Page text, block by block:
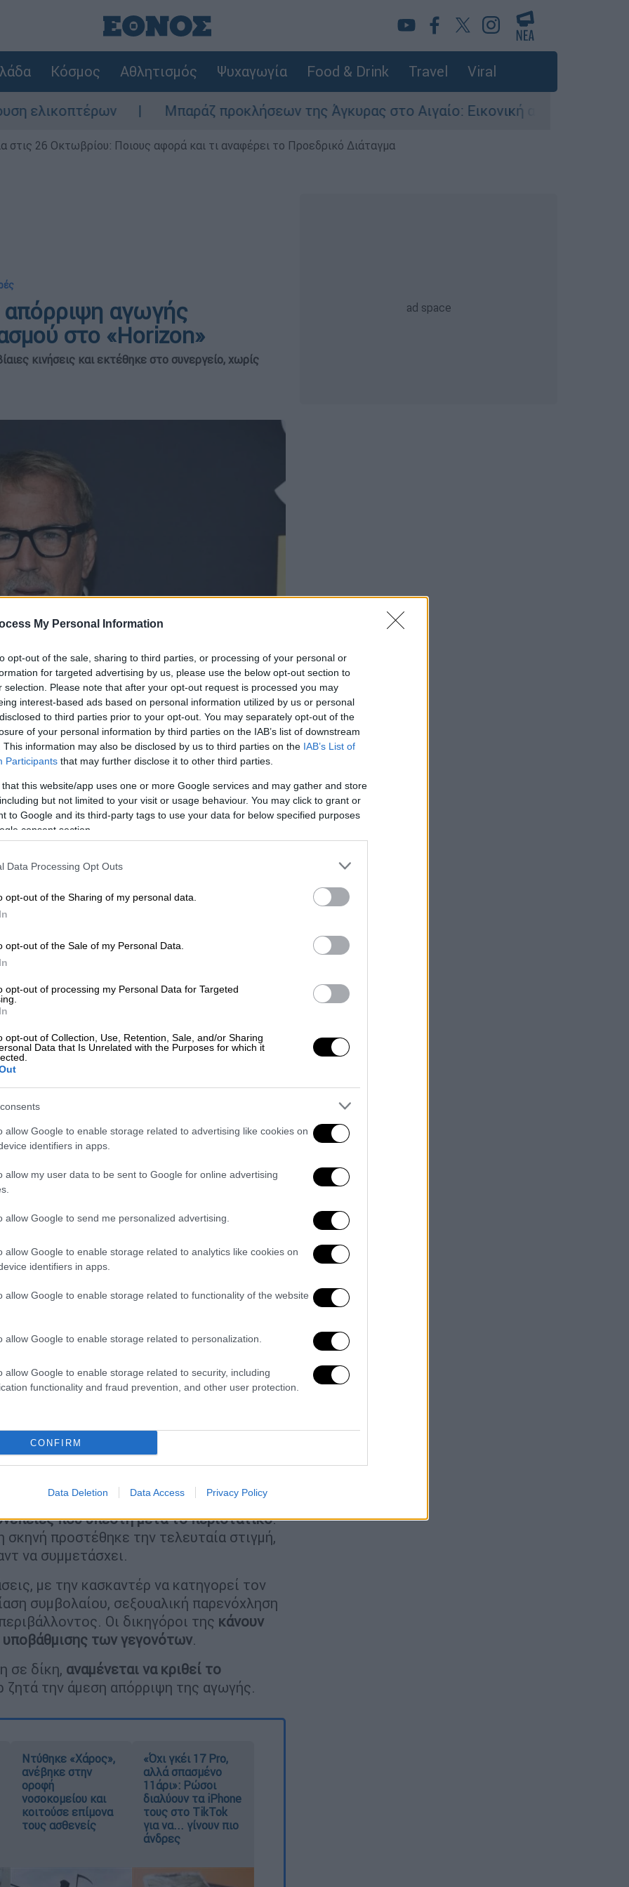
My Personal Information
opt-out of the sale, sharing to third parties, or processing of your personal or
for targeted advertising by us, please use the below opt-out section to
selection. Please note that after your opt-out request is processed you may
interest-based ads based on personal information utilized by us or personal
to third parties prior to your opt-out. You may separately opt-out of the
of your personal information by third parties on the IAB’s list of downstream
This information may also be disclosed by us to third parties on the IAB’s List of
Participants that may further disclose it to other third parties.
that this website/app uses one or more Google services and may gather and store
but not limited to your visit or usage behaviour. You may click to grant or
to Google and its third-party tags to use your data for below specified purposes
consent section.
Data Processing Opt Outs
opt-out of the Sharing of my personal data.
opt-out of the Sale of my Personal Data.
opt-out of processing my Personal Data for Targeted
opt-out of Collection, Use, Retention, Sale, and/or Sharing
Data that Is Unrelated with the Purposes for which it
allow Google to enable storage related to advertising like cookies on
identifiers in apps.
allow my user data to be sent to Google for online advertising
allow Google to send me personalized advertising.
allow Google to enable storage related to analytics like cookies on
identifiers in apps.
allow Google to enable storage related to functionality of the website
allow Google to enable storage related to personalization.
allow Google to enable storage related to security, including
functionality and fraud prevention, and other user protection.
CONFIRM
Data Deletion Data Access Privacy Policy
Κόσμος Αθλητισμός Ψυχαγωγία Food & Drink Travel Viral
Μπαράζ προκλήσεων της Άγκυρας στο Αιγαίο: Εικονική αερομαχία ανάμεσα σε
στις 26 Οκτωβρίου: Ποιους αφορά και τι αναφέρει το Προεδρικό Διάταγμα
απόρριψη αγωγής
στο «Horizon»
κινήσεις και εκτέθηκε στο συνεργείο, χωρίς
το ΕΘΝΟΣ στη Google
καταθέσει σε βάρος του η κασκαντέρ
του ομάδας ο
An American Saga - Chapter 2».
με τη συμμετοχή μοντέλου
2023,
συμμετάσχει σε σκηνή βιασμού η οποία
πρόβα και χωρίς την παρουσία
από τους κανονισμούς του
με την αγωγή, περιλάμβανε βίαιες
καμία ειδοποίηση.
. Ο ίδιος, σε ένορκη
στο σενάριο και είχε
Όπως υποστηρίζει, δεν υπήρξε
σεξουαλικής πράξης.
μήνυμα ευγνωμοσύνηςπου απέστειλε η
των γυρισμάτων,
τη συμμετοχή της.
Over Alleged 'Horizon' Rape Scene
ισχυρισμούς της,
συντονιστή οικειότητας και
που υπέστη μετά το περιστατικό.
προστέθηκε την τελευταία στιγμή,
να συμμετάσχει.
με την κασκαντέρ να κατηγορεί τον
συμβολαίου, σεξουαλική παρενόχληση
Οι δικηγόροι της κάνουν
υποβάθμισης των γεγονότων.
σε δίκη, αναμένεται να κριθεί το
την άμεση απόρριψη της αγωγής.
Ντύθηκε «Χάρος»,
ανέβηκε στην
οροφή
νοσοκομείου και
κοιτούσε επίμονα
τους ασθενείς
«Όχι γκέι 17 Pro,
αλλά σπασμένο
11άρι»: Ρώσοι
διαλύουν τα iPhone
τους στο TikTok
για να... γίνουν πιο
άνδρες